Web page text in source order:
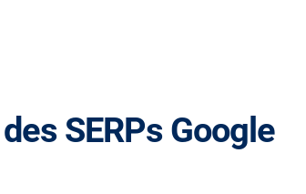
SERPs Google